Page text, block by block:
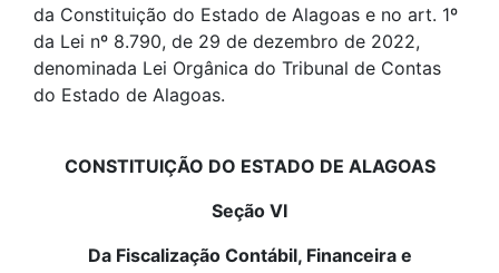
da Constituição do Estado de Alagoas e no art. 1º
da Lei nº 8.790, de 29 de dezembro de 2022,
denominada Lei Orgânica do Tribunal de Contas
do Estado de Alagoas.
CONSTITUIÇÃO DO ESTADO DE ALAGOAS
Seção VI
Da Fiscalização Contábil, Financeira e